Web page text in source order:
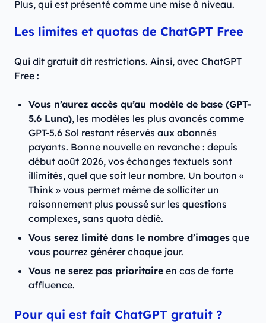
Plus, qui est présenté comme une mise à niveau.
Les limites et quotas de ChatGPT Free
Qui dit gratuit dit restrictions. Ainsi, avec ChatGPT
Free :
Vous n’aurez accès qu’au modèle de base (GPT-
5.6 Luna), les modèles les plus avancés comme
GPT-5.6 Sol restant réservés aux abonnés
payants. Bonne nouvelle en revanche : depuis
début août 2026, vos échanges textuels sont
illimités, quel que soit leur nombre. Un bouton «
Think » vous permet même de solliciter un
raisonnement plus poussé sur les questions
complexes, sans quota dédié.
Vous serez limité dans le nombre d’images que
vous pourrez générer chaque jour.
Vous ne serez pas prioritaire en cas de forte
affluence.
Pour qui est fait ChatGPT gratuit ?